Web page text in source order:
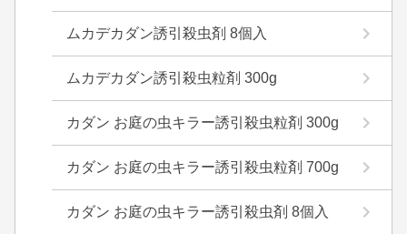
ムカデカダン誘引殺虫剤 8個入
ムカデカダン誘引殺虫粒剤 300g
カダン お庭の虫キラー誘引殺虫粒剤 300g
カダン お庭の虫キラー誘引殺虫粒剤 700g
カダン お庭の虫キラー誘引殺虫剤 8個入